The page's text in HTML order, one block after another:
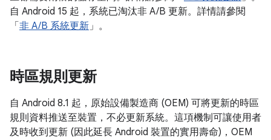
自 Android 15 起，系統已淘汰非 A/B 更新。詳情請參閱
「 非 A/B 系統更新」。
時區規則更新
自 Android 8.1 起，原始設備製造商 (OEM) 可將更新的時區
規則資料推送至裝置，不必更新系統。這項機制可讓使用者
及時收到更新 (因此延長 Android 裝置的實用壽命)，OEM